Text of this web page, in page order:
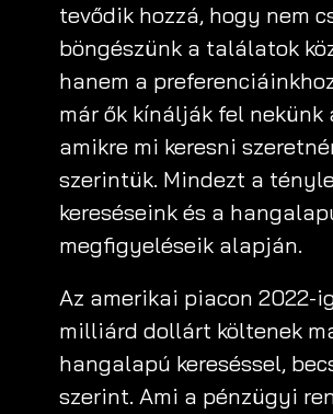
tevődik hozzá, hogy nem
böngészünk a találatok
hanem a
már ők kínálják fel nekünk
amikre mi keresni
szerintük. Mindezt a
kereséseink és a
megfigyeléseik alapján.
Az amerikai piacon 2022-
milliárd dollárt költenek
hangalapú kereséssel,
szerint. Ami a pénzügyi